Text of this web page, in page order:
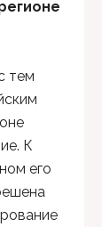
тем
К
его